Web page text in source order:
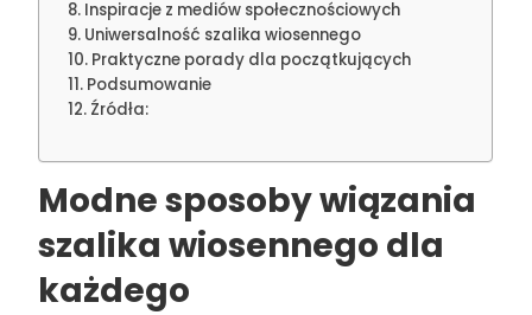
Inspiracje z mediów społecznościowych
Uniwersalność szalika wiosennego
Praktyczne porady dla początkujących
Podsumowanie
Źródła:
Modne sposoby wiązania
szalika wiosennego dla
każdego